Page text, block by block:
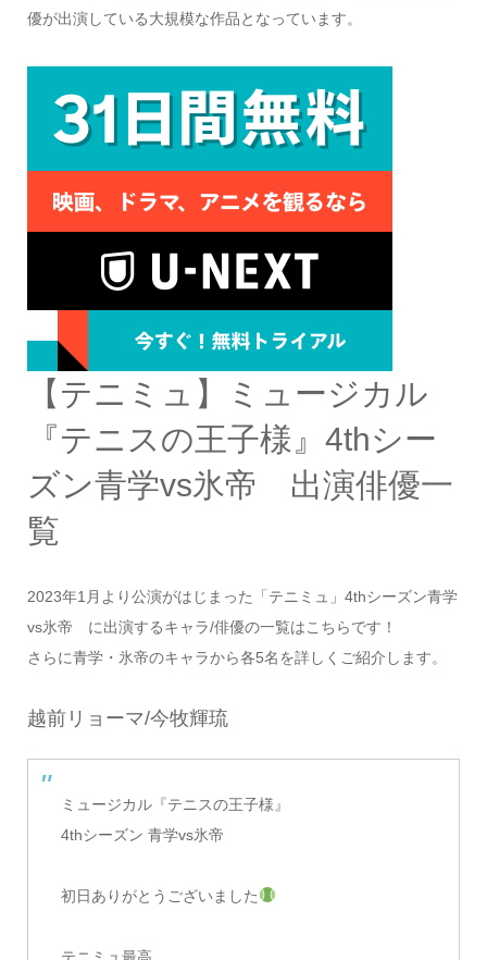
優が出演している大規模な作品となっています。
【テニミュ】ミュージカル
『テニスの王子様』4thシー
ズン青学vs氷帝 出演俳優一
覧
2023年1月より公演がはじまった「テニミュ」4thシーズン青学
vs氷帝 に出演するキャラ/俳優の一覧はこちらです！
さらに青学・氷帝のキャラから各5名を詳しくご紹介します。
越前リョーマ/今牧輝琉
ミュージカル『テニスの王子様』
4thシーズン 青学vs氷帝
初日ありがとうございました